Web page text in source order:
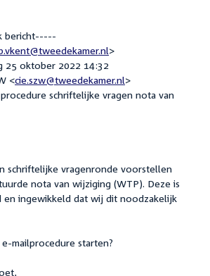
bericht-----
>
25 oktober 2022 14:32
<cie.szw@tweedekamer.nl>
schriftelijke vragen nota van
schriftelijke vragenronde voorstellen
nota van wijziging (WTP). Deze is
en ingewikkeld dat wij dit noodzakelijk
mailprocedure starten?